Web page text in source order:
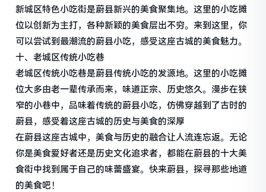
新城区特色小吃街是蔚县新兴的美食聚集地。这里的小吃摊
位以创新为主打，各种新颖的美食层出不穷。来到这里，你
可以尝试到最潮流的蔚县小吃，感受这座古城的美食魅力。
十、老城区传统小吃巷
老城区传统小吃巷是蔚县传统小吃的发源地。这里的小吃摊
位大多由老一辈传承而来，味道正宗、历史悠久。漫步在狭
窄的小巷中，品味着传统的蔚县小吃，仿佛穿越到了古时的
蔚县，感受着这座古城的历史与美食的深厚
在蔚县这座古城中，美食与历史的融合让人流连忘返。无论
你是美食爱好者还是历史文化追求者，都能在蔚县的十大美
食街中找到属于自己的味蕾盛宴。快来蔚县，探寻那些地道
的美食吧！